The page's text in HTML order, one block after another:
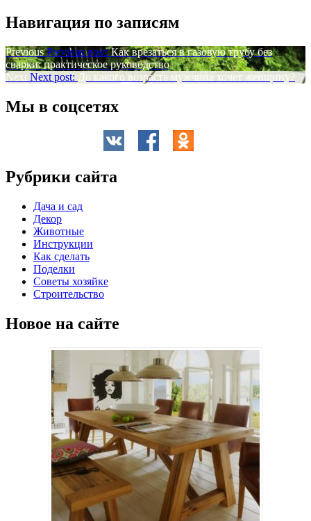
Навигация по записям
Previous Previous post: Как врезаться в газовую трубу без
сварки: практическое руководство
Next Next post: До какого возраста мужчина хочет женщину?
Мы в соцсетях
Рубрики сайта
Дача и сад
Декор
Животные
Инструкции
Как сделать
Поделки
Советы хозяйке
Строительство
Новое на сайте